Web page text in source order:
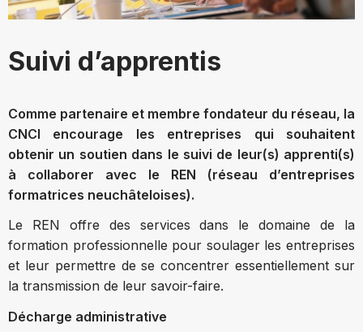
Suivi d’apprentis
Comme partenaire et membre fondateur du réseau, la
CNCI encourage les entreprises qui souhaitent
obtenir un soutien dans le suivi de leur(s) apprenti(s)
à collaborer avec le REN (réseau d’entreprises
formatrices neuchâteloises).
Le REN offre des services dans le domaine de la
formation professionnelle pour soulager les entreprises
et leur permettre de se concentrer essentiellement sur
la transmission de leur savoir-faire.
Décharge administrative